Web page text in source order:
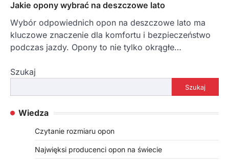
Jakie opony wybrać na deszczowe lato
Wybór odpowiednich opon na deszczowe lato ma
kluczowe znaczenie dla komfortu i bezpieczeństwo
podczas jazdy. Opony to nie tylko okrągłe…
Szukaj
Szukaj
Wiedza
Czytanie rozmiaru opon
Najwięksi producenci opon na świecie